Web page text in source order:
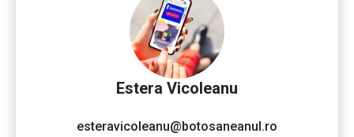
Estera Vicoleanu
esteravicoleanu@botosaneanul.ro